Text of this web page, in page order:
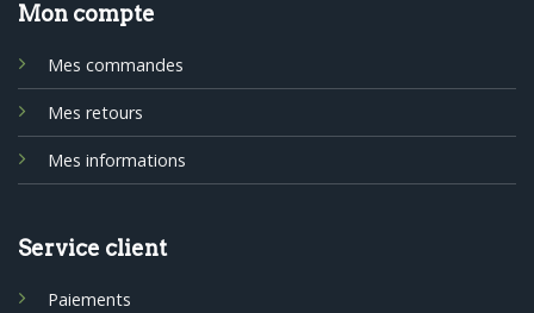
Mon compte
Mes commandes
Mes retours
Mes informations
Service client
Paiements